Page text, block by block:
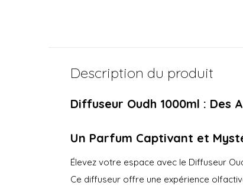
Description du produit
Diffuseur Oudh 1000ml : Des
Un Parfum Captivant et
Élevez votre espace avec le Diffuseur
Ce diffuseur offre une expérience